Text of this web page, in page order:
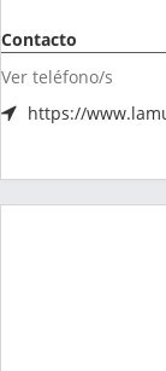
Contacto
Ver teléfono/s
https://